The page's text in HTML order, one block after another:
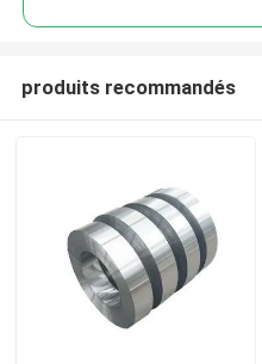
produits recommandés